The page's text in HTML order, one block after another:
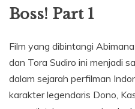
Boss! Part 1
Film yang dibintangi
dan Tora Sudiro ini menjadi
dalam sejarah perfilman
karakter legendaris Dono,